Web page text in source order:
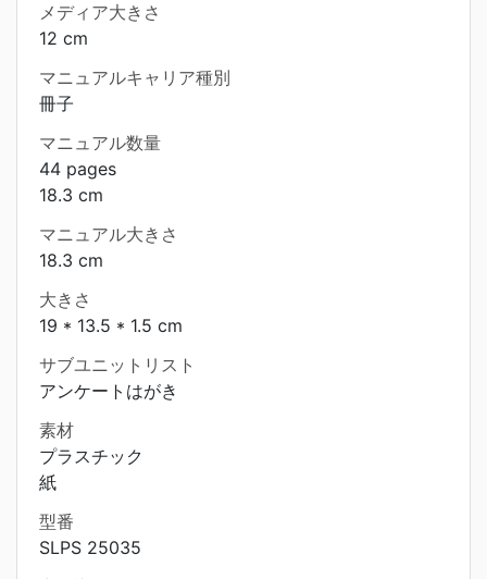
メディア大きさ
12 cm
マニュアルキャリア種別
冊子
マニュアル数量
44 pages
18.3 cm
マニュアル大きさ
18.3 cm
大きさ
19 * 13.5 * 1.5 cm
サブユニットリスト
アンケートはがき
素材
プラスチック
紙
型番
SLPS 25035